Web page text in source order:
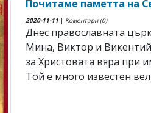
Почитаме паметта на
2020-11-11 | Коментари (0)
Днес православната
Мина, Виктор и
за Христовата вяра при
Той е много известен